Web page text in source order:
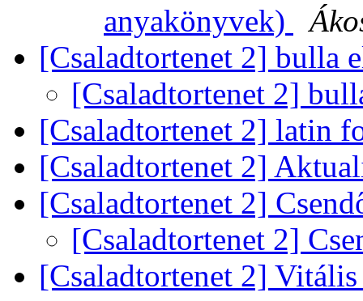
anyakönyvek)
[Csaladtortenet 2] bulla
[Csaladtortenet 2]
[Csaladtortenet 2] latin
[Csaladtortenet 2]
[Csaladtortenet 2]
[Csaladtortenet 2]
[Csaladtortenet 2]